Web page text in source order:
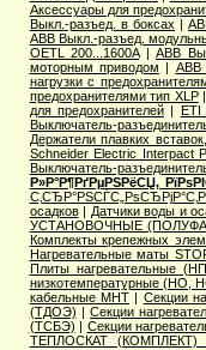
Аксессуары для
Выкл.-разъед. в боксах |
ABB Выкл.-разъед.
OETL 200...1600A| ABB
моторным приводом | ABB
нагрузки с
предохранителями тип XLP
для предохранителей| ETI
Выключатель-
Держатели плавких
Schneider Electric Interpact
Выключатель-
Р»Р°Р¶РґРµРЅРёСЏ,
осадков| Датчики воды и
УСТАНОВОЧНЫЕ
Комплекты крепежных
Нагревательные маты
Плиты нагревательные
низкотемпературные
кабельные МНТ| Секции
(ТДОЭ) |Секции
(ТСБЭ) | Секции
ТЕПЛОСКАТ (КОМПЛЕКТ)